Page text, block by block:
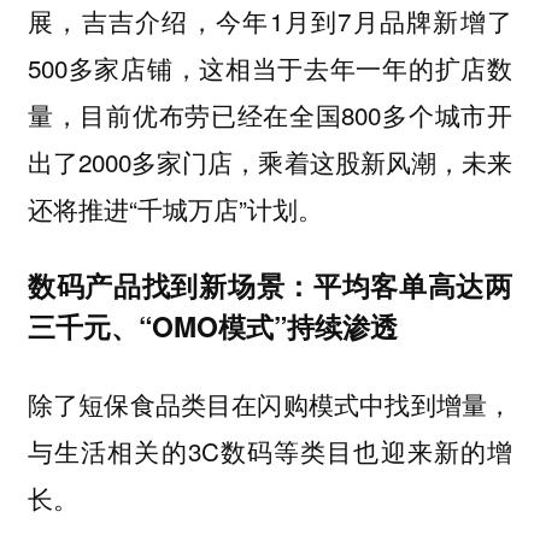
展，吉吉介绍，今年1月到7月品牌新增了
500多家店铺，这相当于去年一年的扩店数
量，目前优布劳已经在全国800多个城市开
出了2000多家门店，乘着这股新风潮，未来
还将推进“千城万店”计划。
数码产品找到新场景：平均客单高达两
三千元、“OMO模式”持续渗透
除了短保食品类目在闪购模式中找到增量，
与生活相关的3C数码等类目也迎来新的增
长。